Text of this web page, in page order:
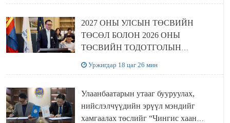
2027 ОНЫ УЛСЫН ТӨСВИЙН
ТӨСӨЛ БОЛОН 2026 ОНЫ
ТӨСВИЙН ТОДОТГОЛЫН
Уржигдар 18 цаг 26 мин
Улаанбаатарын утааг бууруулах,
нийслэлчүүдийн эрүүл мэндийг
хамгаалах төслийг “Чингис хаан